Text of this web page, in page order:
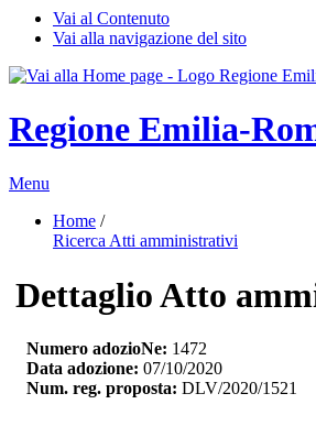
Vai al Contenuto
Vai alla navigazione del sito
Regione Emilia-
Menu
Home /
Ricerca Atti amministrativi
Dettaglio Atto
Numero adozioNe: 1472
Data adozione: 07/10/2020
Num. reg. proposta: DLV/2020/1521